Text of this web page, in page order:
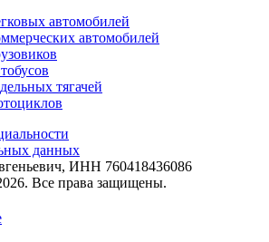
автомобилей
автомобилей
тягачей
данных
ИНН 760418436086
Все права защищены.